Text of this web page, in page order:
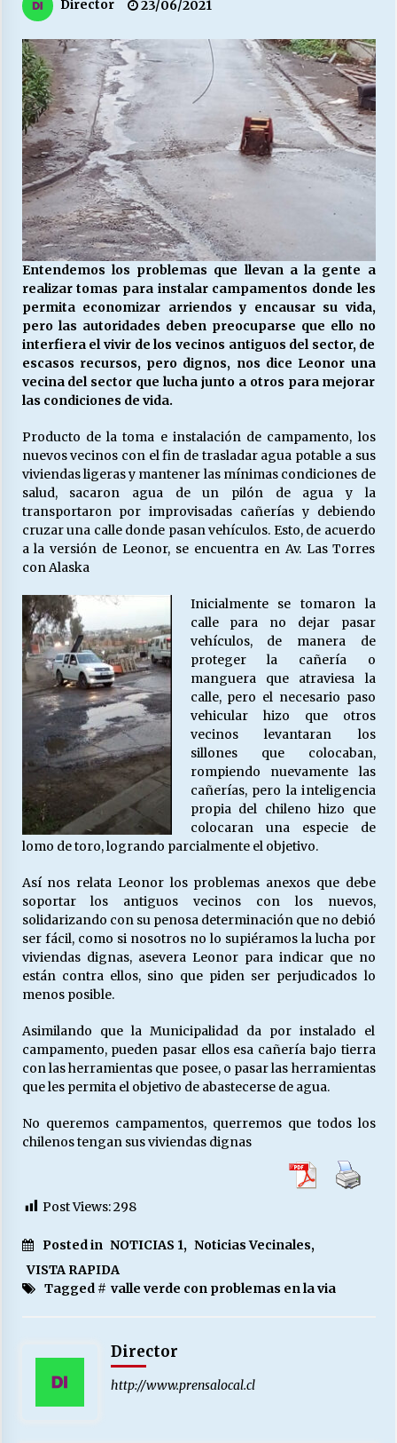
MUNICIPALIDAD, TRABAJADORES, CLIMA
LABORAL:
13/07/2026
Escuela hospitalaria El Carmen de Maipu.
25/06/2026
¿Qué habrían dicho?
23/06/2026
VOLVER A SER ALTERNATIVA
16/06/2026
MUNICIPALIDADES, HONORARIOS, DESPIDOS
28/05/2026
Releyendo la Rerum Novarum a 135 años. “La
cuestión social hoy”.
16/05/2026
S.O.S. a los ricos, Save Our Souls (Salvar
Nuestras Almas)
¿Asesores con doble sueldo?
18/04/2026
Chile y sus segmentos de la riqueza
06/04/2026
Director 23/06/2021
Entendemos los problemas que llevan a la gente a
realizar tomas para instalar campamentos donde les
permita economizar arriendos y encausar su vida,
pero las autoridades deben preocuparse que ello no
interfiera el vivir de los vecinos antiguos del sector, de
escasos recursos, pero dignos, nos dice Leonor una
vecina del sector que lucha junto a otros para mejorar
las condiciones de vida.
Producto de la toma e instalación de campamento, los
nuevos vecinos con el fin de trasladar agua potable a sus
viviendas ligeras y mantener las mínimas condiciones de
salud, sacaron agua de un pilón de agua y la
transportaron por improvisadas cañerías y debiendo
cruzar una calle donde pasan vehículos. Esto, de acuerdo
a la versión de Leonor, se encuentra en Av. Las Torres
con Alaska
Inicialmente se tomaron la
calle para no dejar pasar
vehículos, de manera de
proteger la cañería o
manguera que atraviesa la
calle, pero el necesario paso
vehicular hizo que otros
vecinos levantaran los
sillones que colocaban,
rompiendo nuevamente las
cañerías, pero la inteligencia
propia del chileno hizo que
colocaran una especie de
lomo de toro, logrando parcialmente el objetivo.
Así nos relata Leonor los problemas anexos que debe
soportar los antiguos vecinos con los nuevos,
solidarizando con su penosa determinación que no debió
ser fácil, como si nosotros no lo supiéramos la lucha por
viviendas dignas, asevera Leonor para indicar que no
están contra ellos, sino que piden ser perjudicados lo
menos posible.
Asimilando que la Municipalidad da por instalado el
campamento, pueden pasar ellos esa cañería bajo tierra
con las herramientas que posee, o pasar las herramientas
que les permita el objetivo de abastecerse de agua.
No queremos campamentos, querremos que todos los
chilenos tengan sus viviendas dignas
Post Views:298
Posted in NOTICIAS 1, Noticias Vecinales,
VISTA RAPIDA
Tagged # valle verde con problemas en la via
Director
http://www.prensalocal.cl